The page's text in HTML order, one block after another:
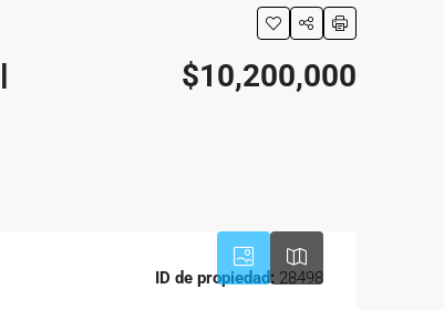
$10,200,000
ID de propiedad: 28498